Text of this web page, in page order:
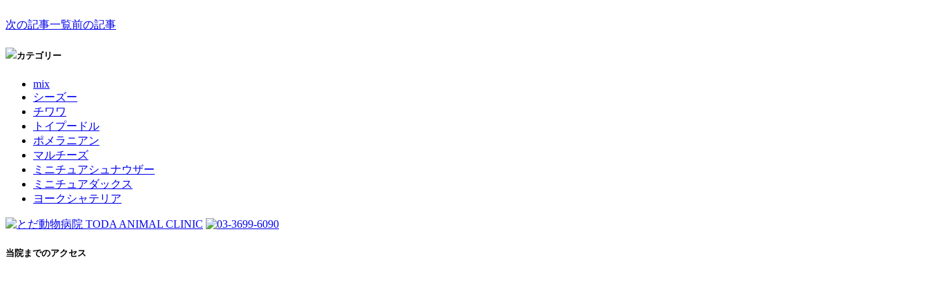
次の記事一覧前の記事
カテゴリー
mix
シーズー
チワワ
トイプードル
ポメラニアン
マルチーズ
ミニチュアシュナウザー
ミニチュアダックス
ヨークシャテリア
当院までのアクセス